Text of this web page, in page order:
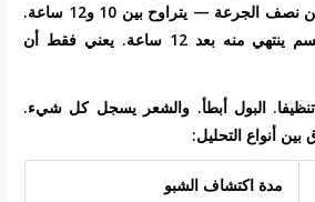
يحتاجه الجسم للتخلص من نصف الجرعة — يتراوح بين 10 و12 ساعة.
لكن هذا لا يعني أن الجسم ينتهي منه بعد 12 ساعة. يعني فقط أن
البول أبطأ. والشعر يسجل كل شيء.
أنواع التحليل:
مدة اكتشاف الشبو